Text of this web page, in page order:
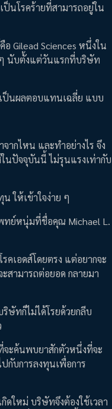
นโรคร้ายที่สามารถอยู่ใน
Gilead Sciences หนึ่งใน
นับตั้งแต่วันแรกที่บริษัท
เป็นผลตอบแทนเฉลี่ย แบบ
จากไหน และทำอย่างไร จึง
นปัจจุบันนี้ ไม่รุนแรงเท่ากับ
น ให้เข้าใจง่าย ๆ
ทย์หนุ่มที่ชื่อคุณ Michael L.
คเอดส์โดยตรง แต่อยากจะ
สามารถต่อยอด กลายมา
ษัทก็ไม่ได้โรยด้วยกลีบ
จะค้นพบยาสักตัวหนึ่งที่จะ
กับการลงทุนเพื่อการ
ดใหม่ บริษัทจึงต้องใช้เวลา